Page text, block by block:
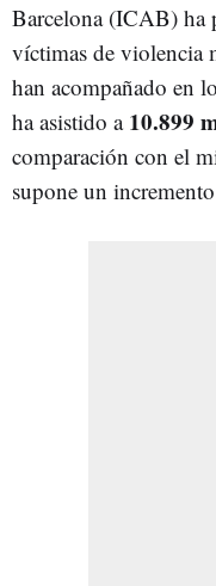
Barcelona (ICAB) ha
víctimas de violencia
han acompañado en
ha asistido a 10.899
comparación con el
supone un